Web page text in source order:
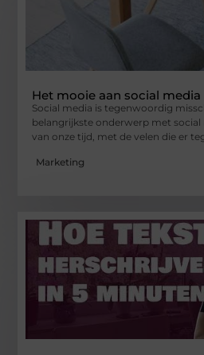
Het mooie aan social media
Social media is tegenwoordig
belangrijkste onderwerp met
van onze tijd, met de velen die er
Marketing